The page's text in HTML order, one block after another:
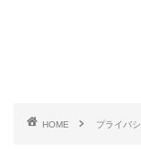
HOME プライバ